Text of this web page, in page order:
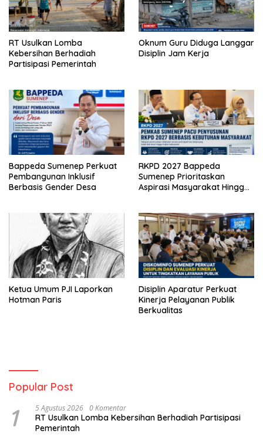
RT Usulkan Lomba
Kebersihan Berhadiah
Partisipasi Pemerintah
Oknum Guru Diduga Langgar
Disiplin Jam Kerja
Bappeda Sumenep Perkuat
Pembangunan Inklusif
Berbasis Gender Desa
RKPD 2027 Bappeda
Sumenep Prioritaskan
Aspirasi Masyarakat Hingga
Ketua Umum PJI Laporkan
Hotman Paris
Disiplin Aparatur Perkuat
Kinerja Pelayanan Publik
Berkualitas
Popular Post
1 5 Agustus 2026 0 Komentar
RT Usulkan Lomba Kebersihan Berhadiah Partisipasi
Pemerintah